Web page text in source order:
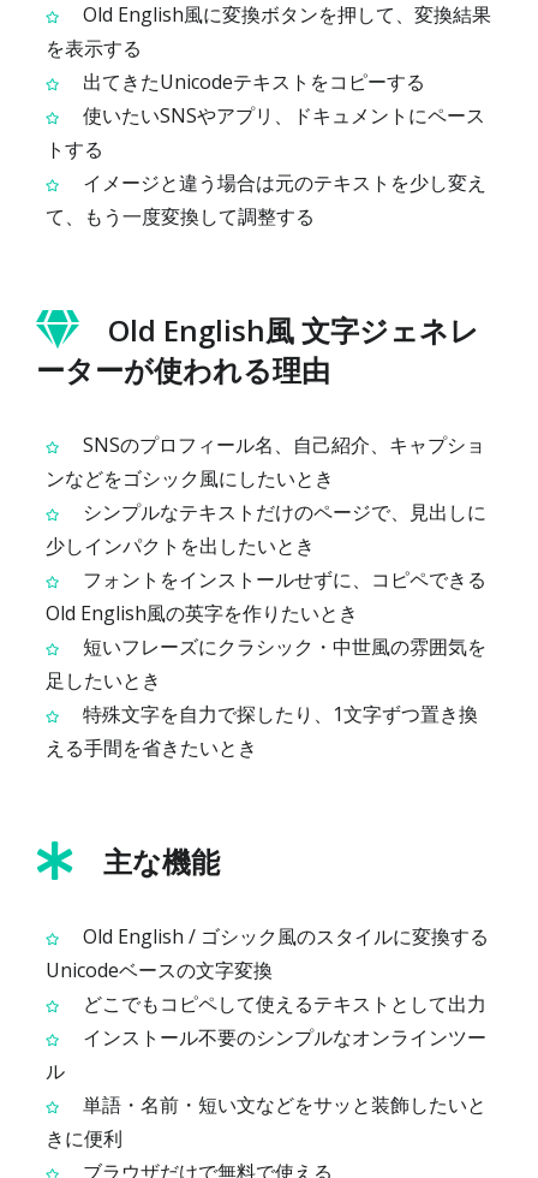
Old English風に変換ボタンを押して、変換結果
を表示する
出てきたUnicodeテキストをコピーする
使いたいSNSやアプリ、ドキュメントにペース
トする
イメージと違う場合は元のテキストを少し変え
て、もう一度変換して調整する
Old English風 文字ジェネレ
ーターが使われる理由
SNSのプロフィール名、自己紹介、キャプショ
ンなどをゴシック風にしたいとき
シンプルなテキストだけのページで、見出しに
少しインパクトを出したいとき
フォントをインストールせずに、コピペできる
Old English風の英字を作りたいとき
短いフレーズにクラシック・中世風の雰囲気を
足したいとき
特殊文字を自力で探したり、1文字ずつ置き換
える手間を省きたいとき
主な機能
Old English / ゴシック風のスタイルに変換する
Unicodeベースの文字変換
どこでもコピペして使えるテキストとして出力
インストール不要のシンプルなオンラインツー
ル
単語・名前・短い文などをサッと装飾したいと
きに便利
ブラウザだけで無料で使える